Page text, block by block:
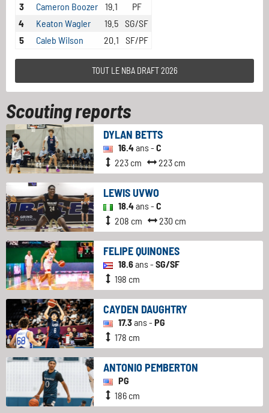
3
Cameron Boozer 19.1
PF
4
Keaton Wagler 19.5 SG/SF
5
Caleb Wilson 20.1 SF/PF
TOUT LE NBA DRAFT 2026
Scouting reports
DYLAN BETTS
16.4ans - C
223 cm
223 cm
LEWIS UVWO
18.4ans - C
208 cm
230 cm
FELIPE QUINONES
18.6ans - SG/SF
198 cm
CAYDEN DAUGHTRY
17.3ans - PG
178 cm
ANTONIO PEMBERTON
PG
186 cm